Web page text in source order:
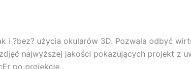
i ?bez? użycia okularów 3D. Pozwala odbyć
najwyższej jakości pokazujących projekt z
po projekcie.